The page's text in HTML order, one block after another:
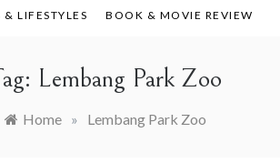
& LIFESTYLES BOOK & MOVIE REVIEW
Lembang Park Zoo
Home » Lembang Park Zoo